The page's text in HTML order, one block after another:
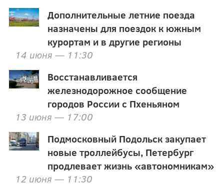
Дополнительные летние поезда
назначены для поездок к южным
курортам и в другие регионы
14 июня — 11:30
Восстанавливается
железнодорожное сообщение
городов России с Пхеньяном
13 июня — 17:00
Подмосковный Подольск закупает
новые троллейбусы, Петербург
продлевает жизнь «автономникам»
12 июня — 11:30